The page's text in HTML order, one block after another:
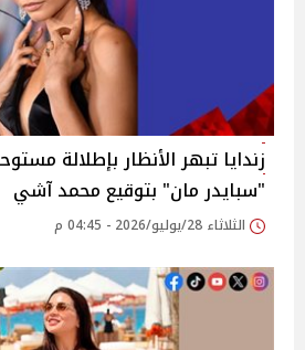
زندايا تبهر الأنظار بإطلالة
"سبايدر مان" بتوقيع محمد آشي
الثلاثاء 28/يوليو/2026 - 04:45 م